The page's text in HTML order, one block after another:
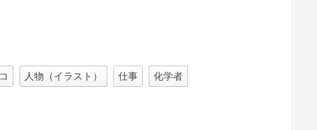
人物（イラスト） 仕事 化学者